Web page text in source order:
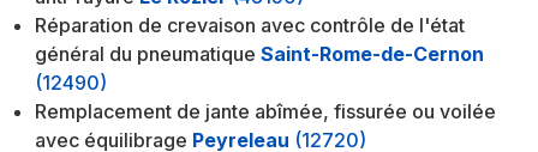
Réparation de crevaison avec contrôle de l'état
général du pneumatique Saint-Rome-de-Cernon
(12490)
Remplacement de jante abîmée, fissurée ou voilée
avec équilibrage Peyreleau (12720)